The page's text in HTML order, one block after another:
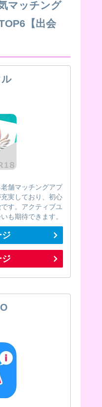
マッチング
【出会
舗マッチングアプ
実しており、初心
す。アクティブユ
も期待できます。
ジ
ジ